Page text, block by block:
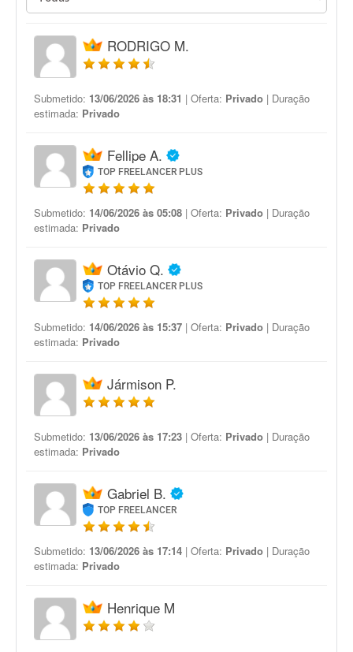
RODRIGO M.
Submetido: 13/06/2026 às 18:31 | Oferta: Privado | Duração
estimada: Privado
Fellipe A.
TOP FREELANCER PLUS
Submetido: 14/06/2026 às 05:08 | Oferta: Privado | Duração
estimada: Privado
Otávio Q.
TOP FREELANCER PLUS
Submetido: 14/06/2026 às 15:37 | Oferta: Privado | Duração
estimada: Privado
Jármison P.
Submetido: 13/06/2026 às 17:23 | Oferta: Privado | Duração
estimada: Privado
Gabriel B.
TOP FREELANCER
Submetido: 13/06/2026 às 17:14 | Oferta: Privado | Duração
estimada: Privado
Henrique M